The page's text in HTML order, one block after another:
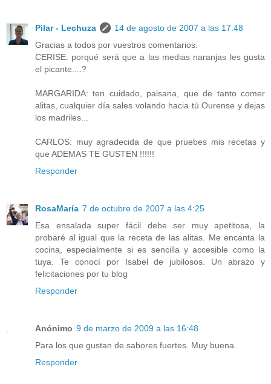
Pilar - Lechuza
14 de agosto de 2007 a las 17:48
Gracias a todos por vuestros comentarios:
CERISE: porqué será que a las medias naranjas les gusta
el picante....?
MARGARIDA: ten cuidado, paisana, que de tanto comer
alitas, cualquier día sales volando hacia tú Ourense y dejas
los madriles...
CARLOS: muy agradecida de que pruebes mis recetas y
que ADEMAS TE GUSTEN !!!!!!
Responder
RosaMaría 7 de octubre de 2007 a las 4:25
Esa ensalada super fácil debe ser muy apetitosa, la
probaré al igual que la receta de las alitas. Me encanta la
cocina, especialmente si es sencilla y accesible como la
tuya. Te conocí por Isabel de jubilosos. Un abrazo y
felicitaciones por tu blog
Responder
Anónimo 9 de marzo de 2009 a las 16:48
Para los que gustan de sabores fuertes. Muy buena.
Responder